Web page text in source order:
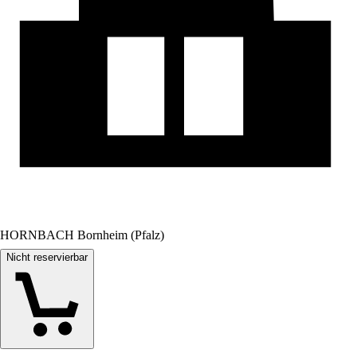
HORNBACH Bornheim (Pfalz)
Nicht reservierbar